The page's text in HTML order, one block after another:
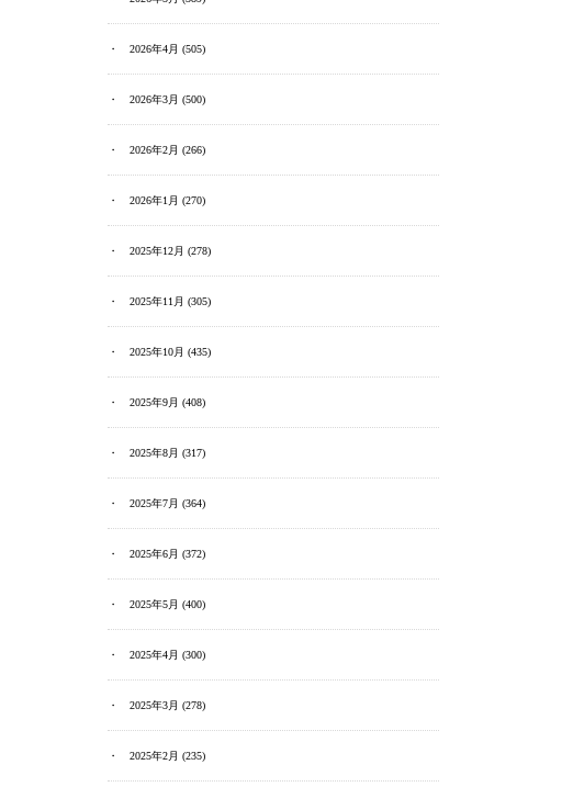
2026年4月 (505)
2026年3月 (500)
2026年2月 (266)
2026年1月 (270)
2025年12月 (278)
2025年11月 (305)
2025年10月 (435)
2025年9月 (408)
2025年8月 (317)
2025年7月 (364)
2025年6月 (372)
2025年5月 (400)
2025年4月 (300)
2025年3月 (278)
2025年2月 (235)